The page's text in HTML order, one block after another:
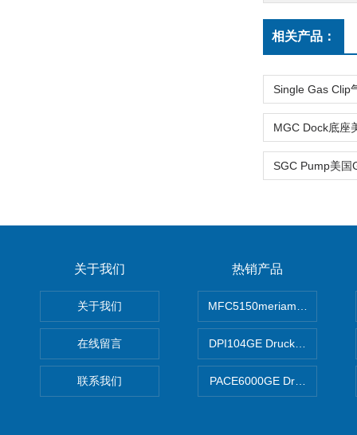
相关产品：
关于我们
关于我们
在线留言
联系我们
热销产品
MFC5150meriam智能手操器
DPI104GE Druck德鲁克
PACE6000GE Druck德鲁克